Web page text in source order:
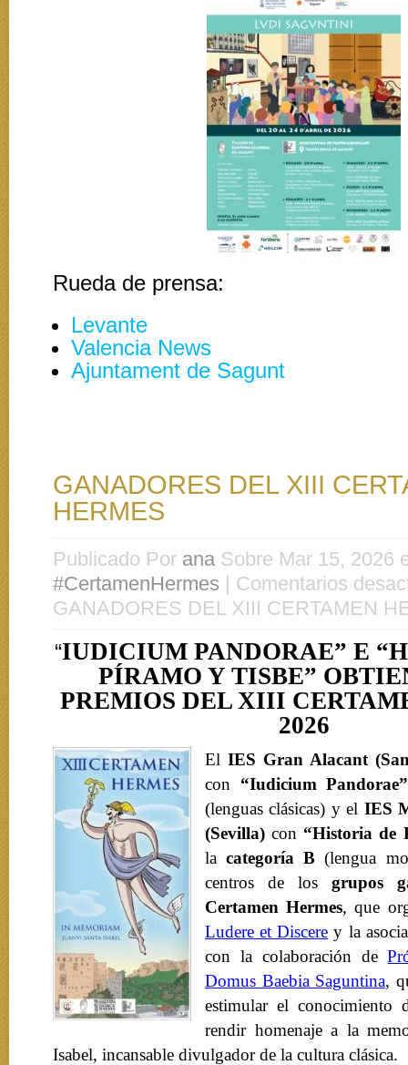
Rueda de prensa:
Levante
Valencia News
Ajuntament de Sagunt
GANADORES DEL XIII
HERMES
Publicado Por ana Sobre Mar 15, 2026
#CertamenHermes | Comentarios
GANADORES DEL XIII CERTAMEN
“IUDICIUM PANDORAE” E “
PÍRAMO Y TISBE”
PREMIOS DEL XIII
2026
El IES Gran Alacant
con “Iudicium Pandorae”
(lenguas clásicas) y el IES
(Sevilla) con “Historia de
lacategoría B (lengua
centros de los grupos
Certamen Hermes, que
Ludere et Discere y la
con la colaboración de
Domus Baebia Saguntina,
estimular el conocimiento
rendir homenaje a la
Isabel, incansable divulgador de la cultura clásica.